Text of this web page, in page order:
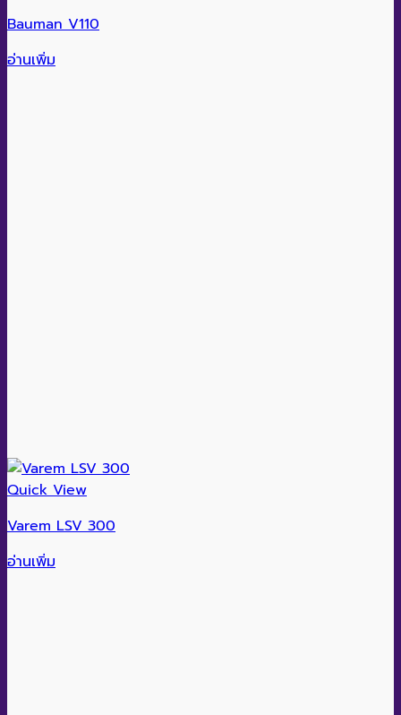
Bauman V110
อ่านเพิ่ม
Quick View
Varem LSV 300
อ่านเพิ่ม